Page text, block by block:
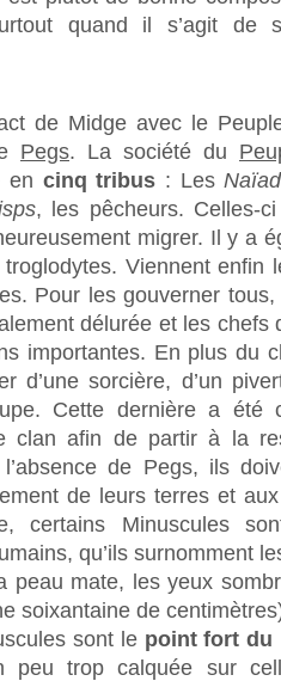
quand il s’agit de
de Midge avec le
Pegs. La société du
en cinq tribus : Les
, les pêcheurs. Celles-
migrer. Il y a
Viennent enfin
Pour les gouverner
délurée et les chefs
importantes. En plus du
d’une sorcière, d’un
Cette dernière a été
clan afin de partir à la
de Pegs, ils
de leurs terres et
certains Minuscules
qu’ils surnomment
peau mate, les yeux
soixantaine de
sont le point fort du
peu trop calquée sur